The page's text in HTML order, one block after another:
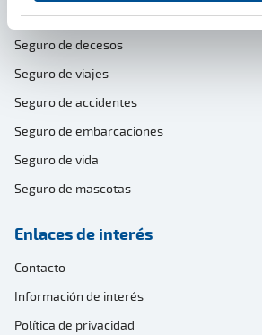
Seguro de moto y ciclomotor
Seguro de decesos
Seguro de viajes
Seguro de accidentes
Seguro de embarcaciones
Seguro de vida
Seguro de mascotas
Enlaces de interés
Contacto
Información de interés
Política de privacidad